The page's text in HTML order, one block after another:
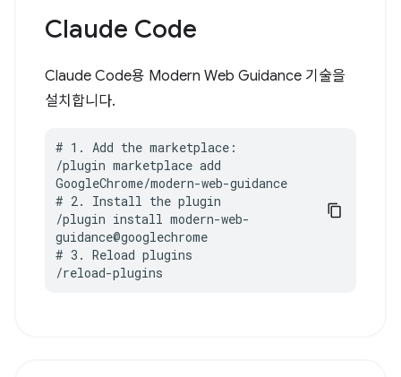
Claude Code
Claude Code용 Modern Web Guidance 기술을
설치합니다.
# 1. Add the marketplace:
/plugin marketplace add
GoogleChrome/modern-web-guidance
# 2. Install the plugin
/plugin install modern-web-
guidance@googlechrome
# 3. Reload plugins
/reload-plugins